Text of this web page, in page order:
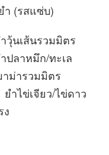
ำ (รสแซ่บ)
วุ้นเส้นรวมมิตร
ปลาหมึก/ทะเล
าม่ารวมมิตร
ยำไข่เจียว/ไข่ดาว
ง